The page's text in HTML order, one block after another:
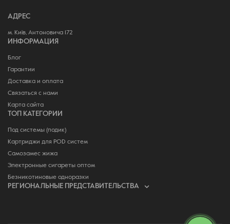
АДРЕС
м. Київ, Антоновича 172
ИНФОРМАЦИЯ
Блог
Гарантии
Доставка и оплата
Связаться с нами
Карта сайта
ТОП КАТЕГОРИИ
Под системы (подик)
Картриджи для POD систем
Самозамес жижа
Электронные сигареты оптом
Безникотиновые одноразки
РЕГИОНАЛЬНЫЕ ПРЕДСТАВИТЕЛЬСТВА